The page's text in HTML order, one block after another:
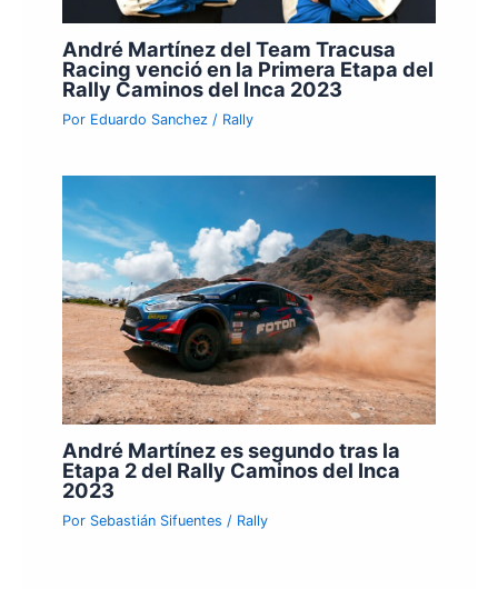
André Martínez del Team Tracusa
Racing venció en la Primera Etapa del
Rally Caminos del Inca 2023
Por Eduardo Sanchez/ Rally
André Martínez es segundo tras la
Etapa 2 del Rally Caminos del Inca
2023
Por Sebastián Sifuentes/ Rally